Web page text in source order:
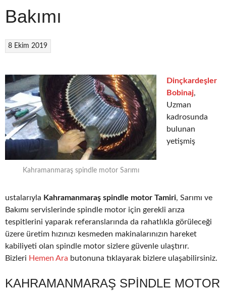
Bakımı
8 Ekim 2019
Kahramanmaraş spindle motor Sarımı
Dinçkardeşler
Bobinaj,
Uzman
kadrosunda
bulunan
yetişmiş
ustalarıyla Kahramanmaraş spindle motor Tamiri, Sarımı ve
Bakımı servislerinde spindle motor için gerekli arıza
tespitlerini yaparak referanslarında da rahatlıkla görüleceği
üzere üretim hızınızı kesmeden makinalarınızın hareket
kabiliyeti olan spindle motor sizlere güvenle ulaştırır.
Bizleri Hemen Ara butonuna tıklayarak bizlere ulaşabilirsiniz.
KAHRAMANMARAŞ SPINDLE MOTOR